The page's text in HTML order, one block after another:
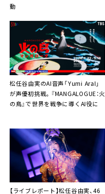
動
松任谷由実のAI音声「Yumi AraI」
が声優初挑戦。『MANGALOGUE：火
の鳥』で世界を戦争に導くAI役に
【ライブレポート】松任谷由実、46